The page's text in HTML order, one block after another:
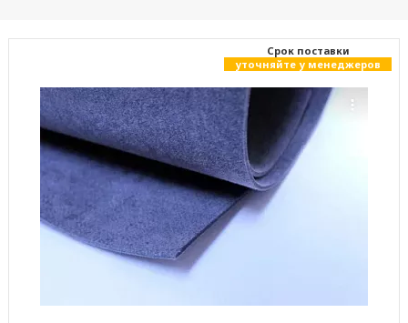
Cрок поставки
уточняйте у менеджеров